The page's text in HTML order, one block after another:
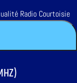
Radio Courtoisie